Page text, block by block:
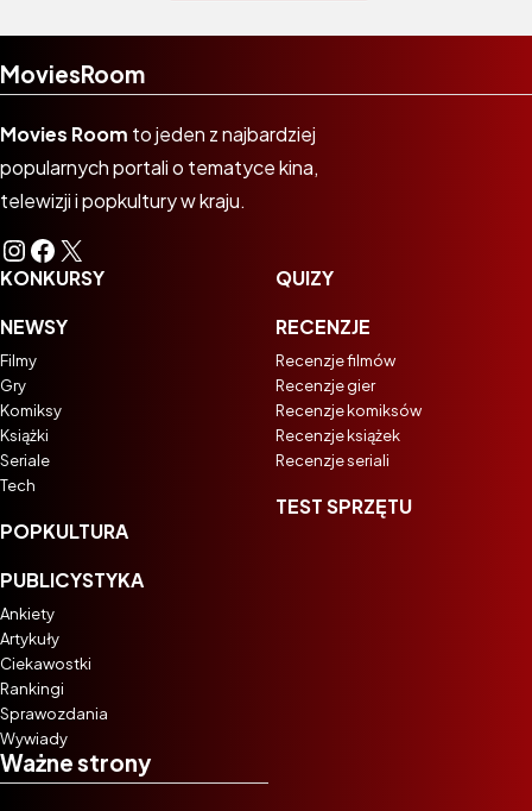
MoviesRoom
Movies Room to jeden z najbardziej
popularnych portali o tematyce kina,
telewizji i popkultury w kraju.
Instagram
Facebook
X
KONKURSY
NEWSY
Filmy
Gry
Komiksy
Książki
Seriale
Tech
POPKULTURA
PUBLICYSTYKA
Ankiety
Artykuły
Ciekawostki
Rankingi
Sprawozdania
Wywiady
QUIZY
RECENZJE
Recenzje filmów
Recenzje gier
Recenzje komiksów
Recenzje książek
Recenzje seriali
TEST SPRZĘTU
Ważne strony